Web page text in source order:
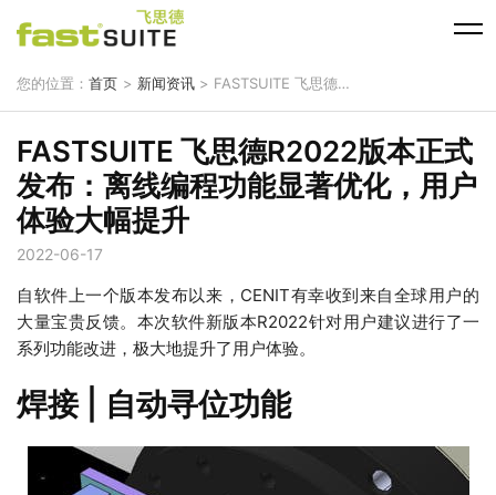
您的位置： 首页 > 新闻资讯 > FASTSUITE 飞思德R2022版本正式发布：离线编程功能显著优化，用户体验大幅提升
FASTSUITE 飞思德R2022版本正式
发布：离线编程功能显著优化，用户
体验大幅提升
2022-06-17
自软件上一个版本发布以来，CENIT有幸收到来自全球用户的
大量宝贵反馈。本次软件新版本R2022针对用户建议进行了一
系列功能改进，极大地提升了用户体验。
焊接 | 自动寻位功能